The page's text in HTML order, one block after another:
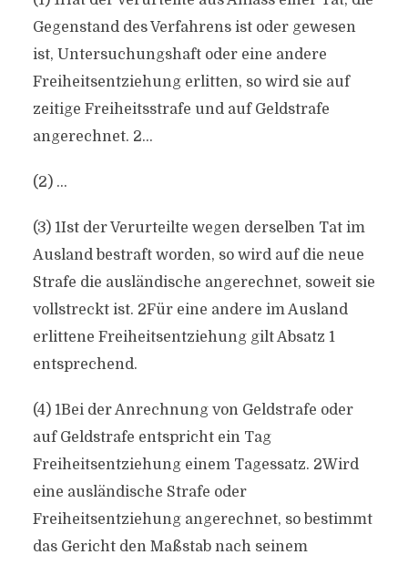
Gegenstand des Verfahrens ist oder gewesen
ist, Untersuchungshaft oder eine andere
Freiheitsentziehung erlitten, so wird sie auf
zeitige Freiheitsstrafe und auf Geldstrafe
angerechnet. 2…
(2) …
(3) 1Ist der Verurteilte wegen derselben Tat im
Ausland bestraft worden, so wird auf die neue
Strafe die ausländische angerechnet, soweit sie
vollstreckt ist. 2Für eine andere im Ausland
erlittene Freiheitsentziehung gilt Absatz 1
entsprechend.
(4) 1Bei der Anrechnung von Geldstrafe oder
auf Geldstrafe entspricht ein Tag
Freiheitsentziehung einem Tagessatz. 2Wird
eine ausländische Strafe oder
Freiheitsentziehung angerechnet, so bestimmt
das Gericht den Maßstab nach seinem